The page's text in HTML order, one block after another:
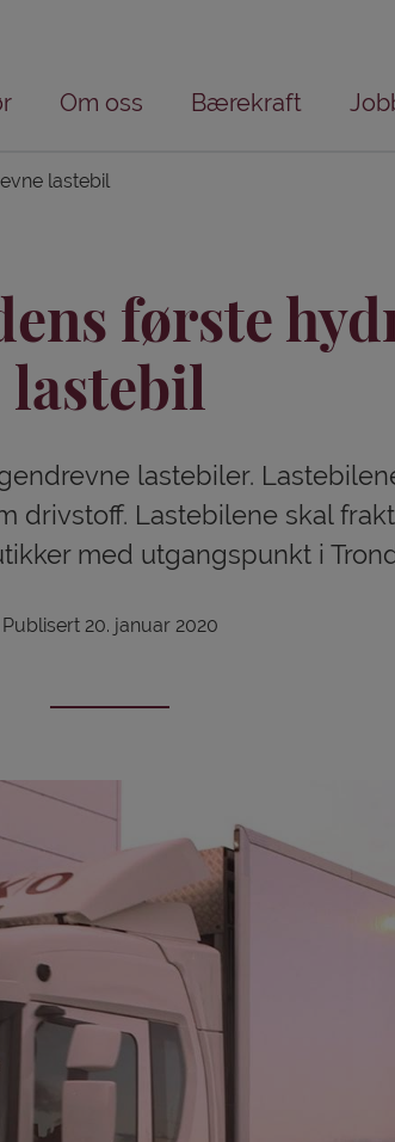
Om oss Bærekraft
lastebil
første
lastebil
lastebiler.
drivstoff. Lastebilene skal
med utgangspunkt i
Publisert 20. januar 2020